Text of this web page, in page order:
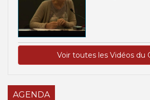
Voir toutes les Vidéos du
AGENDA